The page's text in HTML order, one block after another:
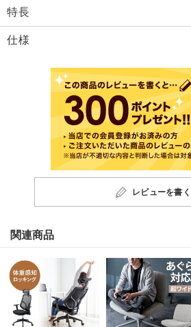
特長
仕様
レビューを書く
関連商品